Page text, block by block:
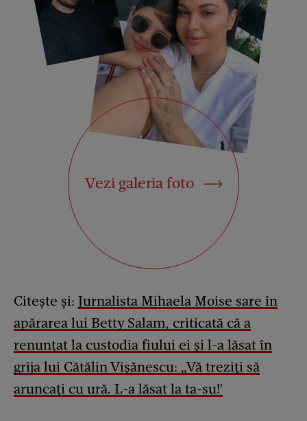
Vezi galeria foto
Citește și: Jurnalista Mihaela Moise sare în
apărarea lui Betty Salam, criticată că a
renunțat la custodia fiului ei și l-a lăsat în
grija lui Cătălin Vișănescu: „Vă treziți să
aruncați cu ură. L-a lăsat la ta-su!'